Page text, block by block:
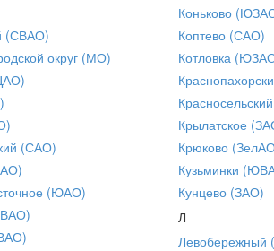
(СВАО)
округ (МО)
(САО)
(ЮАО)
Коньково
Коптево (САО)
Котловка
Крылатское
Крюково
Кузьминки
Кунцево (ЗАО)
Л